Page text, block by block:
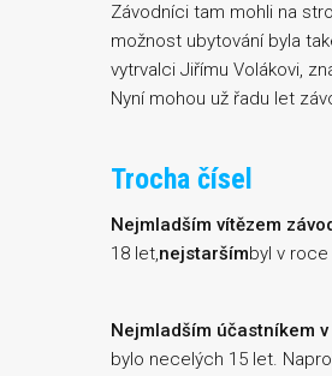
Závodníci tam mohli na
možnost ubytování byla
vytrvalci Jiřímu Volákovi,
Nyní mohou už řadu let
Trocha čísel
Nejmladším vítězem
18 let,nejstaršímbyl v roce
Nejmladším účastníkem
bylo necelých 15 let.